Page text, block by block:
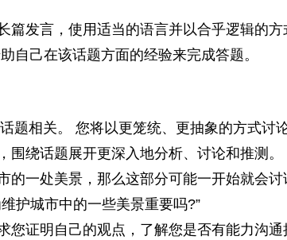
篇发言，使用适当的语言并以合乎逻辑的方
自己在该话题方面的经验来完成答题。
题相关。 您将以更笼统、更抽象的方式讨
绕话题展开更深入地分析、讨论和推测。
的一处美景，那么这部分可能一开始就会讨
护城市中的一些美景重要吗?”
您证明自己的观点，了解您是否有能力沟通